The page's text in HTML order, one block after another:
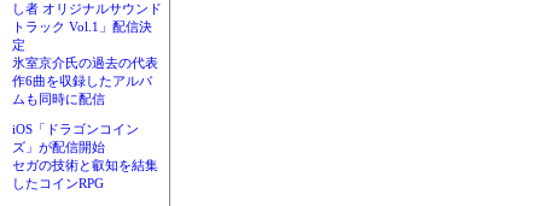
し者 オリジナルサウンド
トラック Vol.1」配信決
定
氷室京介氏の過去の代表
作6曲を収録したアルバ
ムも同時に配信
iOS「ドラゴンコイン
ズ」が配信開始
セガの技術と叡知を結集
したコインRPG